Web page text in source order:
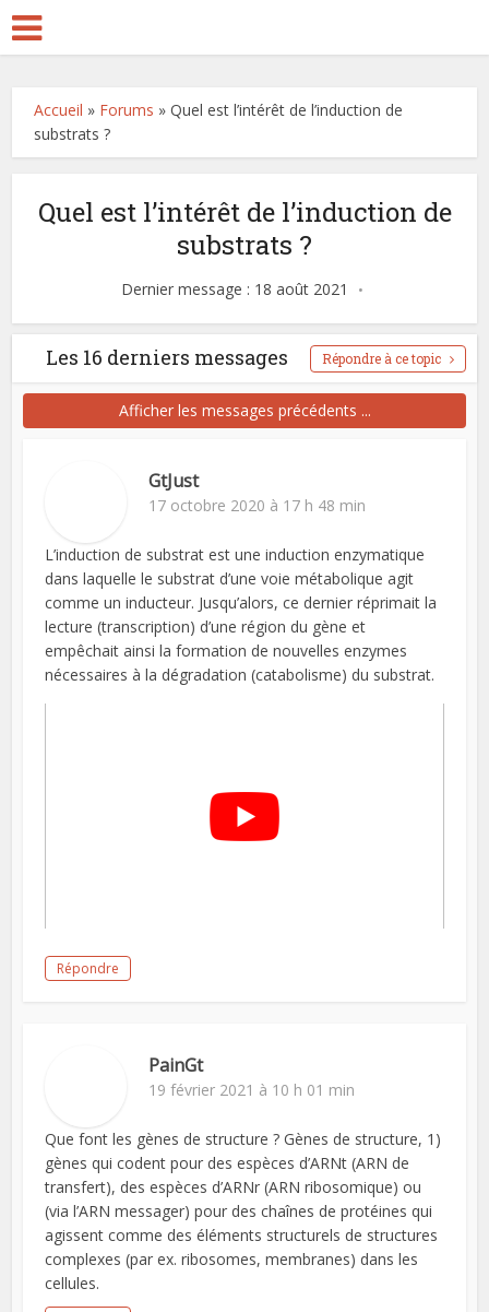
Accueil » Forums »Quel est l’intérêt de l’induction de
substrats ?
Quel est l’intérêt de l’induction de
substrats ?
Dernier message : 18 août 2021
Les 16 derniers messages Répondre à ce topic
Afficher les messages précédents ...
GtJust
17 octobre 2020 à 17 h 48 min
L’induction de substrat est une induction enzymatique
dans laquelle le substrat d’une voie métabolique agit
comme un inducteur. Jusqu’alors, ce dernier réprimait la
lecture (transcription) d’une région du gène et
empêchait ainsi la formation de nouvelles enzymes
nécessaires à la dégradation (catabolisme) du substrat.
Répondre
PainGt
19 février 2021 à 10 h 01 min
Que font les gènes de structure ? Gènes de structure, 1)
gènes qui codent pour des espèces d’ARNt (ARN de
transfert), des espèces d’ARNr (ARN ribosomique) ou
(via l’ARN messager) pour des chaînes de protéines qui
agissent comme des éléments structurels de structures
complexes (par ex. ribosomes, membranes) dans les
cellules.